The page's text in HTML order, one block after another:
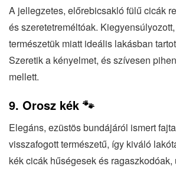
A jellegzetes, előrebicsakló fülű cicák
és szeretetreméltóak.
természetük miatt ideális lakásban
Szeretik a kényelmet, és szívesen
mellett.
9. Orosz kék 🐾
Elegáns, ezüstös bundájáról ismert
visszafogott természetű, így kiváló
kék cicák hűségesek és